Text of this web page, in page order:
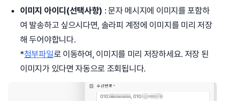
이미지 아이디(선택사항) : 문자 메시지에 이미지를 포함하
여 발송하고 싶으시다면, 솔라피 계정에 이미지를 미리 저장
해 두어야합니다.
*첨부파일로 이동하여, 이미지를 미리 저장하세요. 저장 된
이미지가 있다면 자동으로 조회됩니다.